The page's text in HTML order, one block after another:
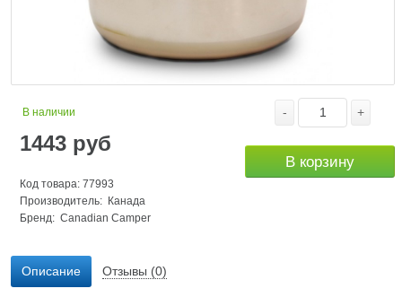
В наличии
1443 руб
Код товара: 77993
Производитель: Канада
Бренд: Canadian Camper
- +
В корзину
Описание Отзывы (0)